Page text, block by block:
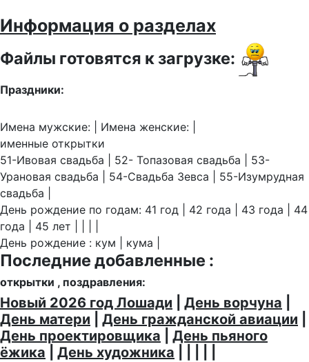
Информация о разделах
Файлы готовятся к загрузке:
Праздники:
Имена мужские: | Имена женские: |
именные открытки
51-Ивовая свадьба | 52- Топазовая свадьба | 53-
Урановая свадьба | 54-Свадьба Зевса | 55-Изумрудная
свадьба |
День рождение по годам: 41 год | 42 года | 43 года | 44
года | 45 лет | | | |
День рождение : кум | кума |
Последние добавленные :
открытки , поздравления:
Новый 2026 год Лошади День ворчуна
День матери
День гражданской авиации
День проектировщика
День пьяного
ёжика
День художника